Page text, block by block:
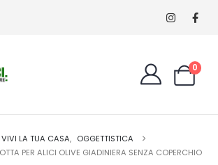
0
VIVI LA TUA CASA, OGGETTISTICA
PER ALICI OLIVE GIADINIERA SENZA COPERCHIO